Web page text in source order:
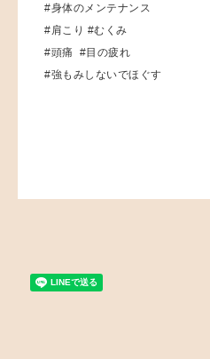
#身体のメンテナンス
#肩こり #むくみ
#頭痛 #目の疲れ
#強もみしないでほぐす